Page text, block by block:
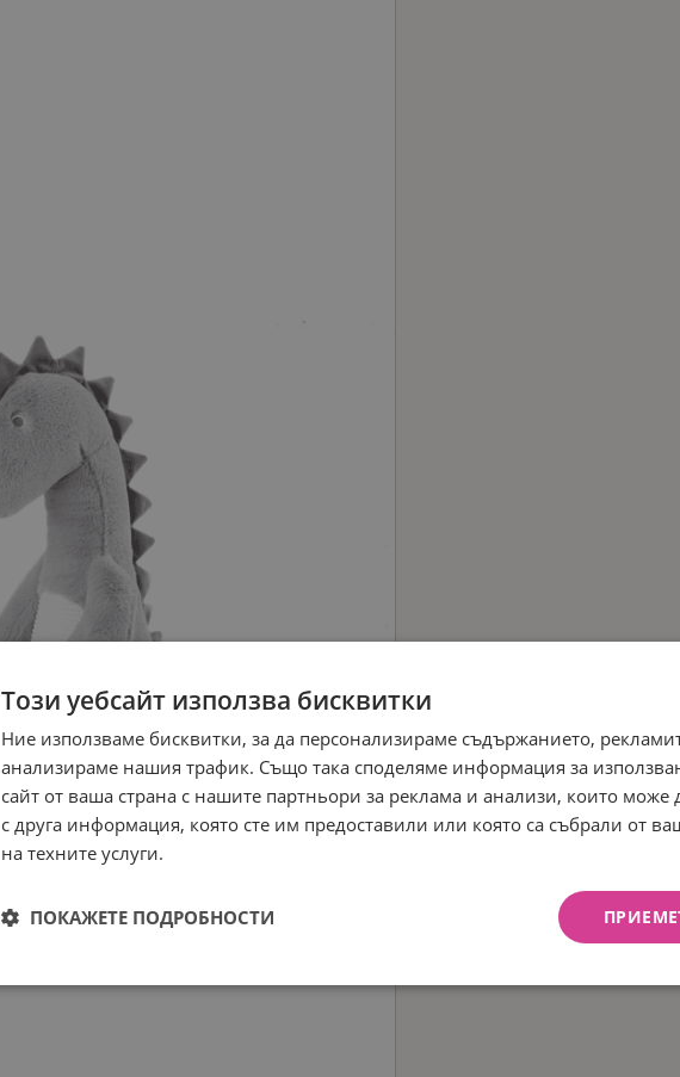
Този уебсайт използва бисквитки
Ние използваме бисквитки, за да персонализираме съдържанието,
анализираме нашия трафик. Също така споделяме информация за
сайт от ваша страна с нашите партньори за реклама и анализи, които може
с друга информация, която сте им предоставили или която са събрали от
на техните услуги.
ПОКАЖЕТЕ ПОДРОБНОСТИ